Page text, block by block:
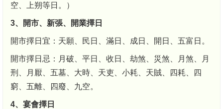
空、上朔等日。）
3、開市、新張、開業擇日
開市擇日宜：天願、民日、滿日、成日、開日、五富日。
開市擇日忌：月破、平日、收日、劫煞、災煞、月煞、月
刑、月厭、五墓、大時、天吏、小耗、天賊、四耗、四
窮、五離、四廢、九空。
4、宴會擇日